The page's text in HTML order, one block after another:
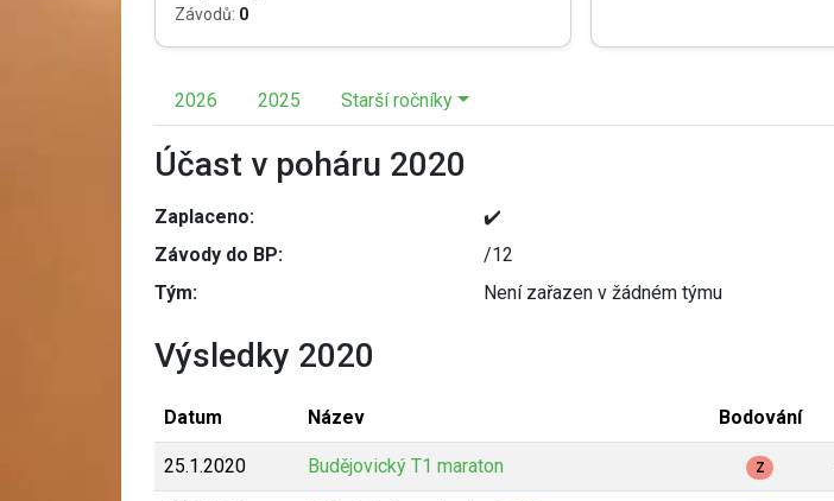
Závodů: 0
2026 2025 Starší ročníky
Účast v poháru 2020
Zaplaceno:
✔️
Závody do BP:
/12
Tým:
Není zařazen v žádném týmu
Výsledky 2020
Datum Název Bodování
25.1.2020 Budějovický T1 maraton Z